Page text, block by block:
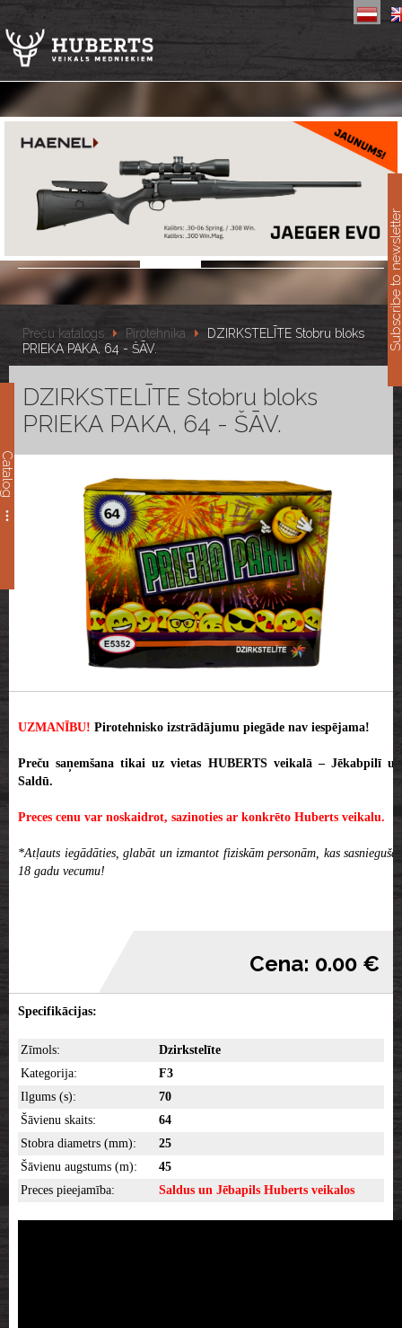
Catalog
Preču katalogs Pirotehnika
DZIRKSTELĪTE Stobru bloks
PRIEKA PAKA, 64 - ŠĀV.
DZIRKSTELĪTE Stobru bloks
PRIEKA PAKA, 64 - ŠĀV.
UZMANĪBU! Pirotehnisko izstrādājumu piegāde nav iespējama!
Preču saņemšana tikai uz vietas HUBERTS veikalā – Jēkabpilī un
Saldū.
Preces cenu var noskaidrot, sazinoties ar konkrēto Huberts veikalu.
*Atļauts iegādāties, glabāt un izmantot fiziskām personām, kas sasniegušas
18 gadu vecumu!
Cena: 0.00 €
Specifikācijas:
Zīmols:
Dzirkstelīte
Kategorija:
F3
Ilgums (s):
70
Šāvienu skaits:
64
Stobra diametrs (mm):
25
Šāvienu augstums (m):
45
Preces pieejamība:
Saldus un Jēbapils Huberts veikalos
Subscribe